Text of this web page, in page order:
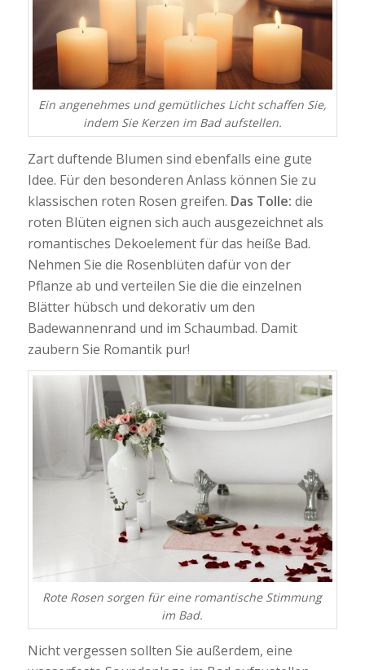
Ein angenehmes und gemütliches Licht schaffen Sie,
indem Sie Kerzen im Bad aufstellen.
Zart duftende Blumen sind ebenfalls eine gute
Idee. Für den besonderen Anlass können Sie zu
klassischen roten Rosen greifen. Das Tolle: die
roten Blüten eignen sich auch ausgezeichnet als
romantisches Dekoelement für das heiße Bad.
Nehmen Sie die Rosenblüten dafür von der
Pflanze ab und verteilen Sie die die einzelnen
Blätter hübsch und dekorativ um den
Badewannenrand und im Schaumbad. Damit
zaubern Sie Romantik pur!
Rote Rosen sorgen für eine romantische Stimmung
im Bad.
Nicht vergessen sollten Sie außerdem, eine